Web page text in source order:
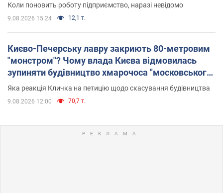
Коли поновить роботу підприємство, наразі невідомо
9.08.2026 15:24 12,1 т.
Києво-Печерську лавру закриють 80-метровим
"монстром"? Чому влада Києва відмовилась
зупиняти будівництво хмарочоса "московського
вірянина"
Яка реакція Кличка на петицію щодо скасування будівництва
9.08.2026 12:00 70,7 т.